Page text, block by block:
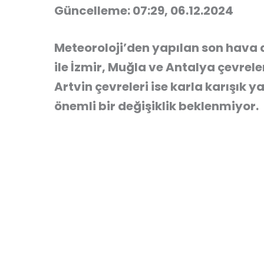
Güncelleme: 07:29, 06.12.2024
Meteoroloji’den yapılan son
ile İzmir, Muğla ve Antalya
Artvin çevreleri ise karla karışık
önemli bir değişiklik beklenmiyor.